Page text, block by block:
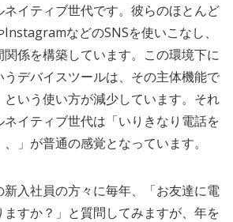
イティブ世代です。彼らのほとんど
などのSNSを使いこなし、
係を構築しています。この環境下に
デバイスツールは、その主体機能で
いう使い方が減少しています。それ
イティブ世代は「いりきなり電話を
」が普通の感覚となっています。
入社員の方々に毎年、「お友達に電
すか？」と質問してみますが、年を